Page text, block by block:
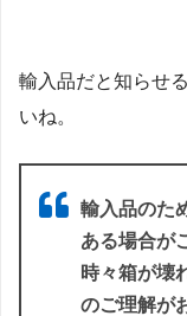
輸入品だと知らせ
いね。
輸入品のた
ある場合が
時々箱が壊
のご理解が